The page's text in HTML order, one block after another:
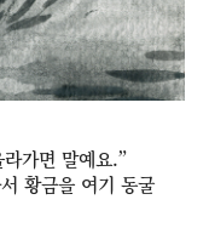
가면 말예요.”
황금을 여기 동굴